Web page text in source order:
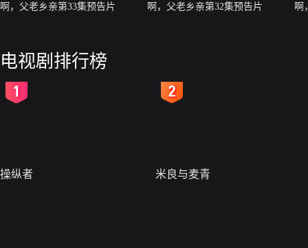
啊，父老乡亲第33集预告片
啊，父老乡亲第32集预告片
啊
电视剧排行榜
操纵者 米良与麦青